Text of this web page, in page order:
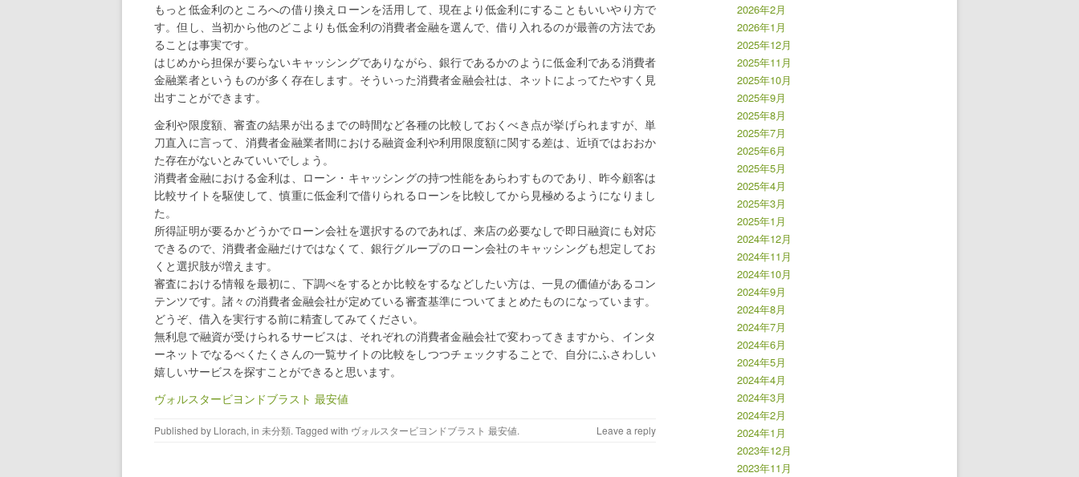
もっと低金利のところへの借り換えローンを活用して、現在より低金利にすることもいいやり方で
す。但し、当初から他のどこよりも低金利の消費者金融を選んで、借り入れるのが最善の方法であ
ることは事実です。
はじめから担保が要らないキャッシングでありながら、銀行であるかのように低金利である消費者
金融業者というものが多く存在します。そういった消費者金融会社は、ネットによってたやすく見
出すことができます。
金利や限度額、審査の結果が出るまでの時間など各種の比較しておくべき点が挙げられますが、単
刀直入に言って、消費者金融業者間における融資金利や利用限度額に関する差は、近頃ではおおか
た存在がないとみていいでしょう。
消費者金融における金利は、ローン・キャッシングの持つ性能をあらわすものであり、昨今顧客は
比較サイトを駆使して、慎重に低金利で借りられるローンを比較してから見極めるようになりまし
た。
所得証明が要るかどうかでローン会社を選択するのであれば、来店の必要なしで即日融資にも対応
できるので、消費者金融だけではなくて、銀行グループのローン会社のキャッシングも想定してお
くと選択肢が増えます。
審査における情報を最初に、下調べをするとか比較をするなどしたい方は、一見の価値があるコン
テンツです。諸々の消費者金融会社が定めている審査基準についてまとめたものになっています。
どうぞ、借入を実行する前に精査してみてください。
無利息で融資が受けられるサービスは、それぞれの消費者金融会社で変わってきますから、インタ
ーネットでなるべくたくさんの一覧サイトの比較をしつつチェックすることで、自分にふさわしい
嬉しいサービスを探すことができると思います。
ヴォルスタービヨンドブラスト 最安値
Published by Llorach, in 未分類. Tagged with ヴォルスタービヨンドブラスト 最安値. Leave a reply
2026年2月
2026年1月
2025年12月
2025年11月
2025年10月
2025年9月
2025年8月
2025年7月
2025年6月
2025年5月
2025年4月
2025年3月
2025年1月
2024年12月
2024年11月
2024年10月
2024年9月
2024年8月
2024年7月
2024年6月
2024年5月
2024年4月
2024年3月
2024年2月
2024年1月
2023年12月
2023年11月